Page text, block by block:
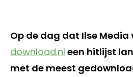
Op de dag dat Ilse Media
download.nl een hitlijst
met de meest